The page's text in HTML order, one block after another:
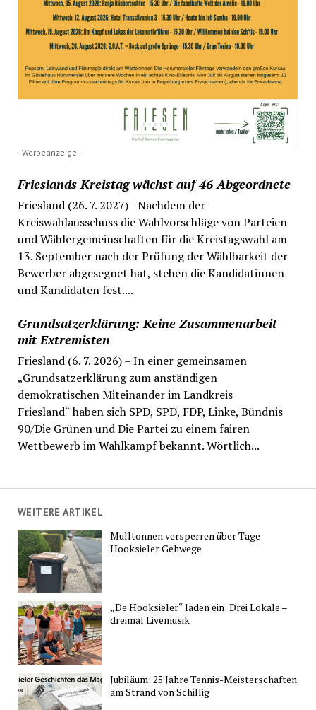
- Werbeanzeige -
Frieslands Kreistag wächst auf 46 Abgeordnete
Friesland (26. 7. 2027) - Nachdem der
Kreiswahlausschuss die Wahlvorschläge von Parteien
und Wählergemeinschaften für die Kreistagswahl am
13. September nach der Prüfung der Wählbarkeit der
Bewerber abgesegnet hat, stehen die Kandidatinnen
und Kandidaten fest....
Grundsatzerklärung: Keine Zusammenarbeit
mit Extremisten
Friesland (6. 7. 2026) – In einer gemeinsamen
„Grundsatzerklärung zum anständigen
demokratischen Miteinander im Landkreis
Friesland“ haben sich SPD, SPD, FDP, Linke, Bündnis
90/Die Grünen und Die Partei zu einem fairen
Wettbewerb im Wahlkampf bekannt. Wörtlich...
WEITERE ARTIKEL
Mülltonnen versperren über Tage
Hooksieler Gehwege
„De Hooksieler“ laden ein: Drei Lokale –
dreimal Livemusik
Jubiläum: 25 Jahre Tennis-Meisterschaften
am Strand von Schillig